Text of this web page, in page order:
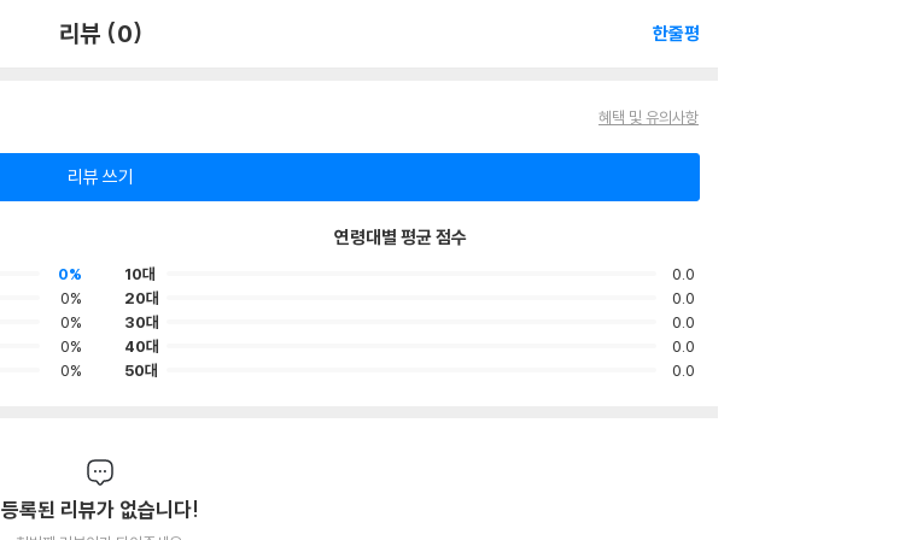
리뷰 (0) 한줄평
혜택 및 유의사항
리뷰 쓰기
0%
0%
0%
0%
0%
연령대별 평균 점수
10대
0.0
20대
0.0
30대
0.0
40대
0.0
50대
0.0
등록된 리뷰가 없습니다!